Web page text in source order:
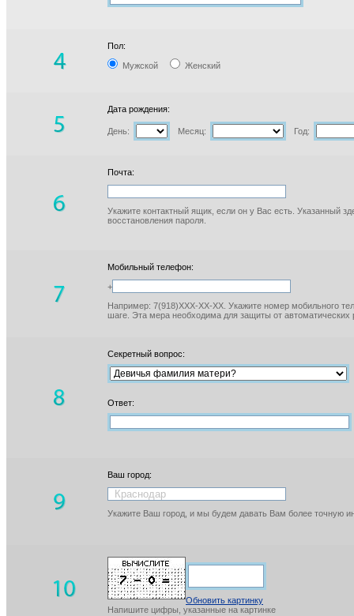
Пол:
Мужской Женский
Дата рождения:
День: Месяц: Год:
Почта:
Укажите контактный ящик, если он у Вас есть. Указанный
восстановления пароля.
Мобильный телефон:
+
Например: 7(918)XXX-XX-XX. Укажите номер мобильного
шаге. Эта мера необходима для защиты от автоматических
Секретный вопрос:
Ответ:
Ваш город:
Укажите Ваш город, и мы будем давать Вам более точную
Обновить картинку
Напишите цифры, указанные на картинке